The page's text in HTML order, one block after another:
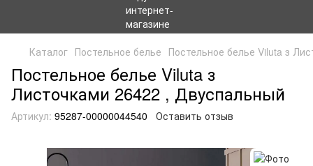
Каталог Постельное белье Постельное белье Viluta з
Постельное белье Viluta з
Листочками 26422 , Двуспальный
Артикул: 95287-00000044540 Оставить отзыв